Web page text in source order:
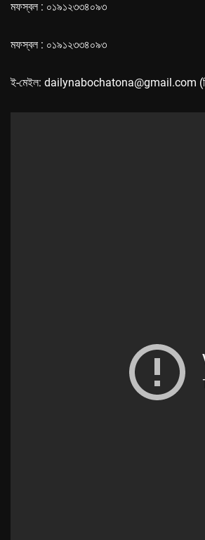
মফস্বল : ০১৯১২৩৩৪০৯৩
মফস্বল : ০১৯১২৩৩৪০৯৩
ই-মেইল: dailynabochatona@gmail.com